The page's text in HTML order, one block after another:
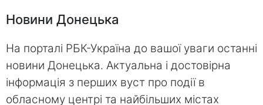
Новини Донецька
На порталі РБК-Україна до вашої уваги останні
новини Донецька. Актуальна і достовірна
інформація з перших вуст про події в
обласному центрі та найбільших містах